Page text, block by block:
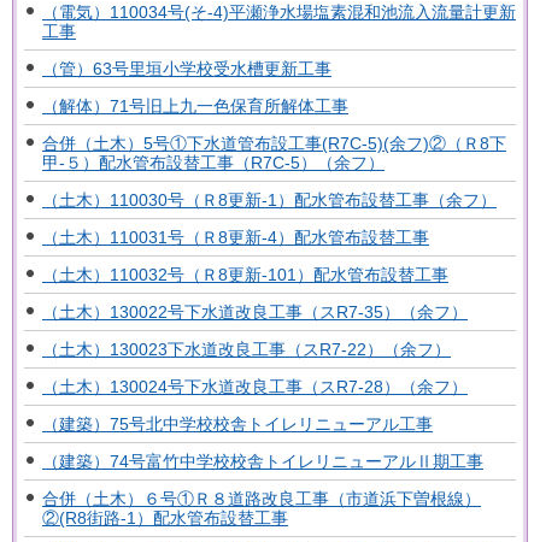
（電気）110034号(そ-4)平瀬浄水場塩素混和池流入流量計更新
工事
（管）63号里垣小学校受水槽更新工事
（解体）71号旧上九一色保育所解体工事
合併（土木）5号①下水道管布設工事(R7C-5)(余フ)②（Ｒ8下
甲-５）配水管布設替工事（R7C-5）（余フ）
（土木）110030号（Ｒ8更新-1）配水管布設替工事（余フ）
（土木）110031号（Ｒ8更新-4）配水管布設替工事
（土木）110032号（Ｒ8更新-101）配水管布設替工事
（土木）130022号下水道改良工事（スR7-35）（余フ）
（土木）130023下水道改良工事（スR7-22）（余フ）
（土木）130024号下水道改良工事（スR7-28）（余フ）
（建築）75号北中学校校舎トイレリニューアル工事
（建築）74号富竹中学校校舎トイレリニューアルⅡ期工事
合併（土木）６号①Ｒ８道路改良工事（市道浜下曽根線）
②(R8街路-1）配水管布設替工事